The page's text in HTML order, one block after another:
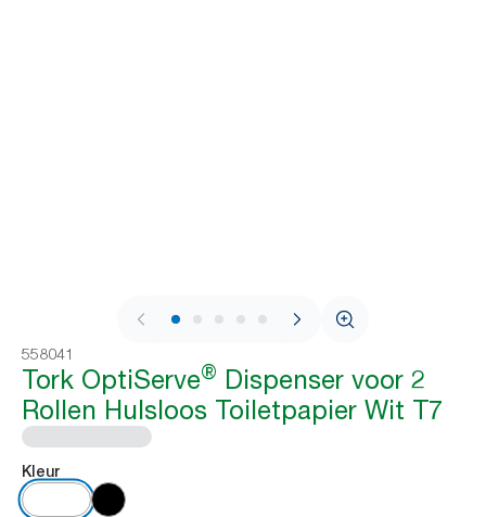
1 / 7
558041
Tork OptiServe® Dispenser voor 2
Rollen Hulsloos Toiletpapier Wit T7
Kleur